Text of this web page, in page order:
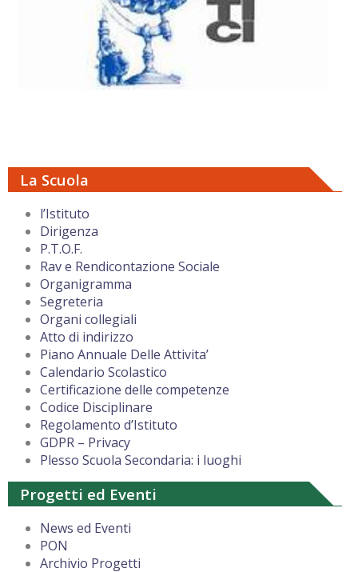
La Scuola
l’Istituto
Dirigenza
P.T.O.F.
Rav e Rendicontazione Sociale
Organigramma
Segreteria
Organi collegiali
Atto di indirizzo
Piano Annuale Delle Attivita’
Calendario Scolastico
Certificazione delle competenze
Codice Disciplinare
Regolamento d’Istituto
GDPR – Privacy
Plesso Scuola Secondaria: i luoghi
Progetti ed Eventi
News ed Eventi
PON
Archivio Progetti